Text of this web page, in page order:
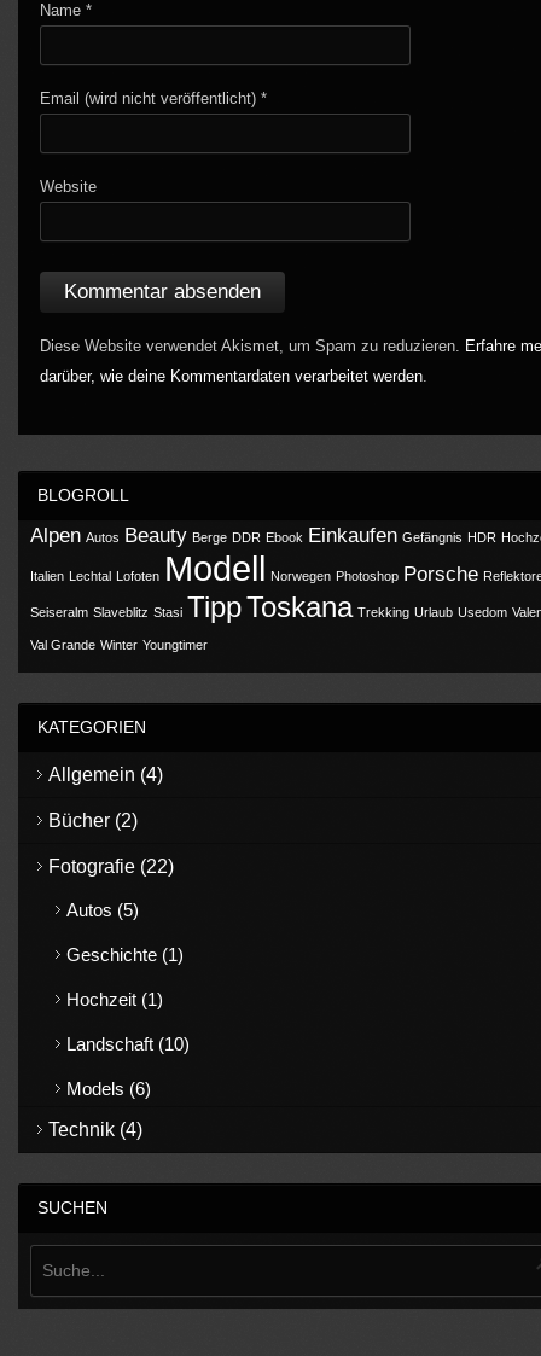
Name*
Email (wird nicht veröffentlicht)*
Website
Diese Website verwendet Akismet, um Spam zu reduzieren. Erfahre
darüber, wie deine Kommentardaten verarbeitet werden.
BLOGROLL
Alpen Autos Beauty Berge DDR Ebook Einkaufen Gefängnis HDR
Italien Lechtal Lofoten Modell Norwegen Photoshop Porsche
Seiseralm Slaveblitz Stasi TippToskana Trekking Urlaub Usedom
Val Grande Winter Youngtimer
KATEGORIEN
Allgemein (4)
Bücher(2)
Fotografie(22)
Autos (5)
Geschichte(1)
Hochzeit(1)
Landschaft(10)
Models (6)
Technik(4)
SUCHEN